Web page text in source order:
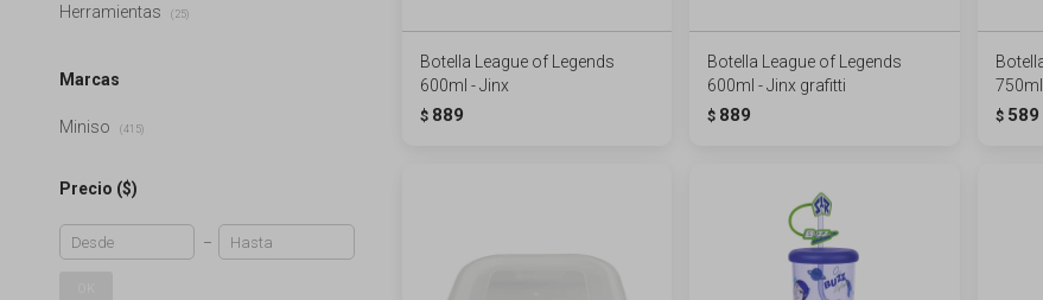
Botella League of Legends
600ml - Jinx
$ 889
Botella League of Legends
600ml - Jinx grafitti
$ 889 $ 589
Herramientas (25)
Marcas
Miniso (415)
Precio ($)